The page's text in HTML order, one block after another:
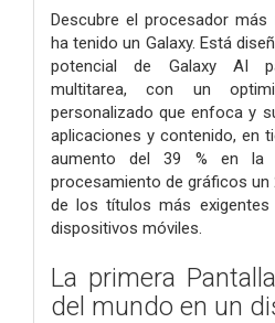
Descubre el procesador
ha tenido un Galaxy. Está
potencial de Galaxy AI
multitarea, con un
personalizado que enfoca y
aplicaciones y contenido, en
aumento del 39 % en la
procesamiento de gráficos un
de los títulos más
dispositivos móviles.
La primera
del mundo en un